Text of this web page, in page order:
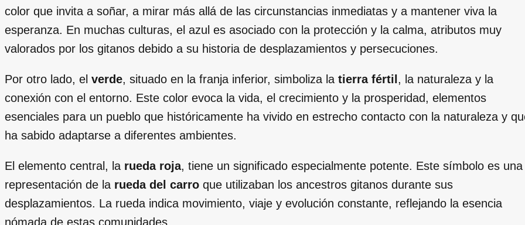
color que invita a soñar, a mirar más allá de las circunstancias inmediatas y a mantener viva la
esperanza. En muchas culturas, el azul es asociado con la protección y la calma, atributos muy
valorados por los gitanos debido a su historia de desplazamientos y persecuciones.
Por otro lado, el verde, situado en la franja inferior, simboliza la tierra fértil , la naturaleza y la
conexión con el entorno. Este color evoca la vida, el crecimiento y la prosperidad, elementos
esenciales para un pueblo que históricamente ha vivido en estrecho contacto con la naturaleza y
ha sabido adaptarse a diferentes ambientes.
El elemento central, la rueda roja, tiene un significado especialmente potente. Este símbolo es una
representación de la rueda del carro que utilizaban los ancestros gitanos durante sus
desplazamientos. La rueda indica movimiento, viaje y evolución constante, reflejando la esencia
nómada de estas comunidades.